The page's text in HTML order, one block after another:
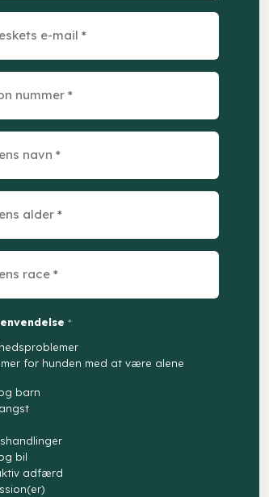
*
for hunden med at være alene
barn
bil
adfærd